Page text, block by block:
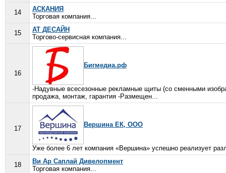
14
АСКАНИЯ
Торговая компания...
15
АТ ДЕСАЙН
Торгово-сервисная компания...
16
Бигмедиа.рф
-Надувные всесезонные рекламные щиты (со сменными
продажа, монтаж, гарантия -Размещен...
17
Вершина ЕК, ООО
Уже более 6 лет компания «Вершина» успешно реализует
18
Ви Ар Саплай Дивелопмент
Торговая компания...